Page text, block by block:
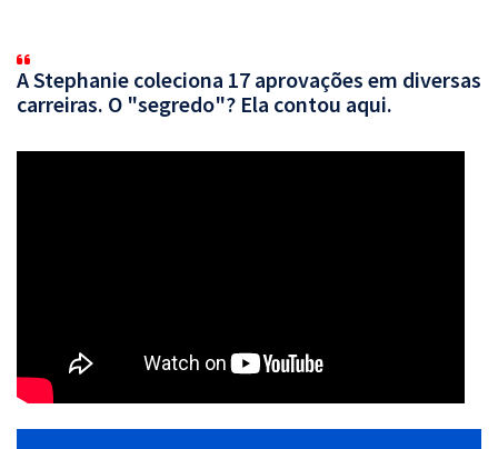
A Stephanie coleciona 17 aprovações em diversas
carreiras. O "segredo"? Ela contou aqui.